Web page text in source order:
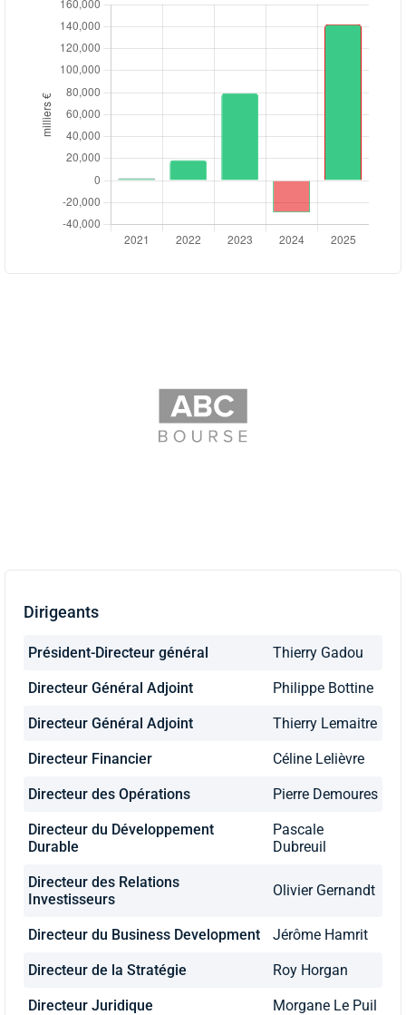
Dirigeants
Président-Directeur général Thierry Gadou
Directeur Général Adjoint Philippe Bottine
Directeur Général Adjoint Thierry Lemaitre
Directeur Financier Céline Lelièvre
Directeur des Opérations Pierre Demoures
Directeur du Développement
Durable
Pascale
Dubreuil
Directeur des Relations
Investisseurs
Olivier Gernandt
Directeur du Business Development Jérôme Hamrit
Directeur de la Stratégie Roy Horgan
Directeur Juridique Morgane Le Puil